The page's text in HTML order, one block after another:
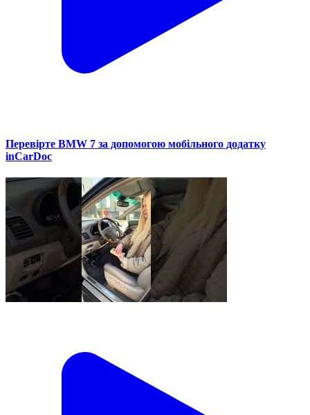
Перевірте BMW 7 за допомогою мобільного додатку
inCarDoc